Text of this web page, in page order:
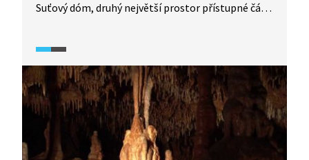
Suťový dóm, druhý největší prostor přístupné části
gigantů, nejrozlehlejší části jeskyně vysoké 15
metrů, se zasněženým stromem, sintrovým
vodopádem či unikátní záclonou, krápníkem, který
je symbolem Javoříčských jeskyní a pestrosti
jejich výzdoby, která nemá v České republice
obdoby. Video připomene také objevení jeskyní
v roce 1938.